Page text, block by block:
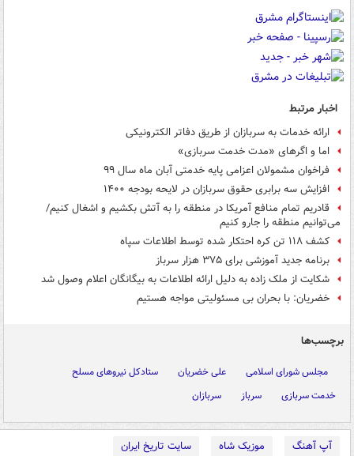
اخبار مرتبط
ارائه خدمات به سربازان از طریق دفاتر الکترونیکی
اما و اگرهای «مدت خدمت سربازی»
فراخوان مشمولان اعزامی پایه خدمتی آبان ماه سال ۹۹
افزایش سه برابری حقوق سربازان در لایحه بودجه ۱۴۰۰
قادریم تمام منافع آمریکا در منطقه را به آتش بکشیم و اشغال کنیم/
می‌توانیم منطقه را جارو کنیم
کشف ۱۱۸ تن کره احتکار شده توسط اطلاعات سپاه
برنامه جدید آموزشی برای ۳۷۵ هزار سرباز
شکایت از ملک زاده به دلیل ارائه اطلاعات به بیگانگان اعلام وصول شد
خضریان: با بحران بی مسئولیتی مواجه هستیم
برچسب‌ها
مجلس شورای اسلامی علی خضریان
ستادکل نیروهای مسلح
خدمت سربازی
سرباز سربازان
آپ آهنگ موزیک شاه
سایت تاریخ ایران